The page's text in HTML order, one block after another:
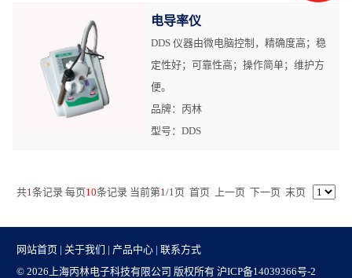
电导率仪
DDS 仪器由微电脑控制，精确度高；稳
定性好；可靠性高；操作简单；维护方
便。
品牌：丙林
型号：DDS
共1条记录 每页10条记录 当前第1/1页 首页 上一页 下一页 末页
网站首页 | 关于我们 | 产品中心 | 联系方式
© 2026上海丙林电子科技有限公司 版权所有 沪ICP备14039366号-2